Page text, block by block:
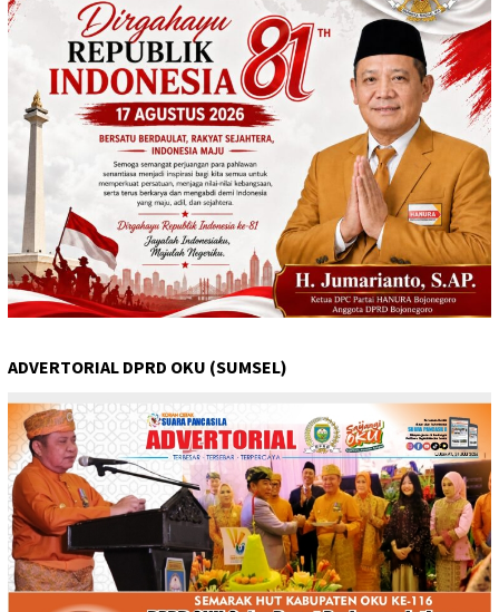
ADVERTORIAL DPRD OKU (SUMSEL)